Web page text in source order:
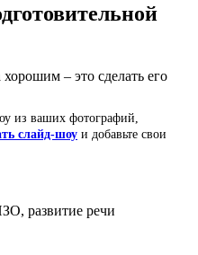
– это сделать его
из ваших фотографий,
слайд-шоу и добавьте свои
развитие речи